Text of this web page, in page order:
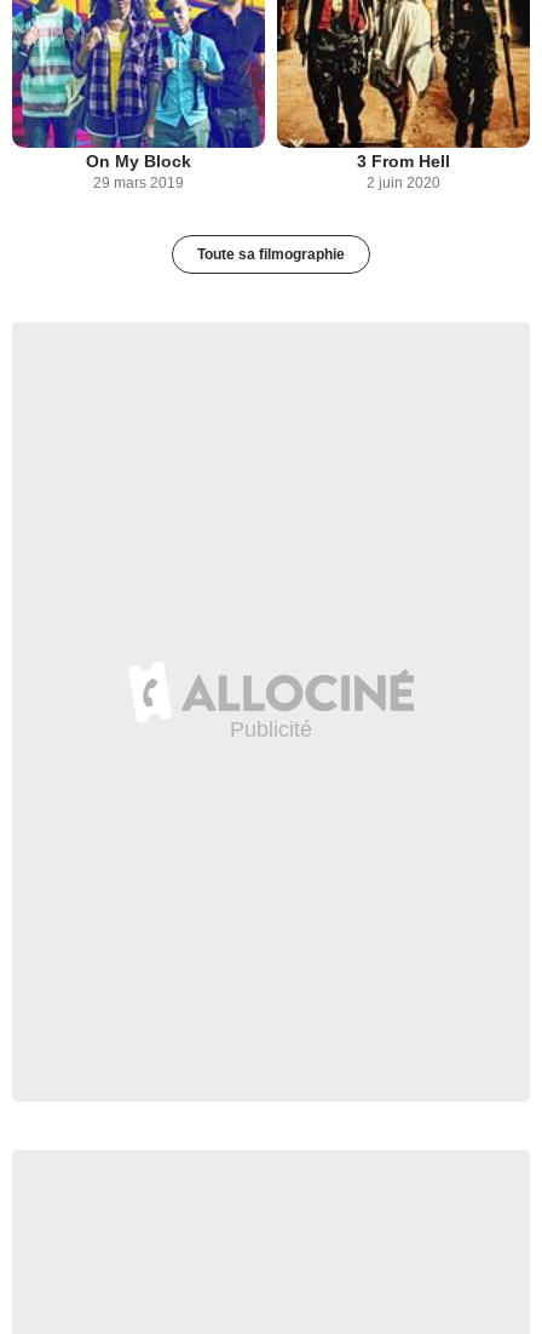
On My Block
29 mars 2019
3 From Hell
2 juin 2020
Toute sa filmographie